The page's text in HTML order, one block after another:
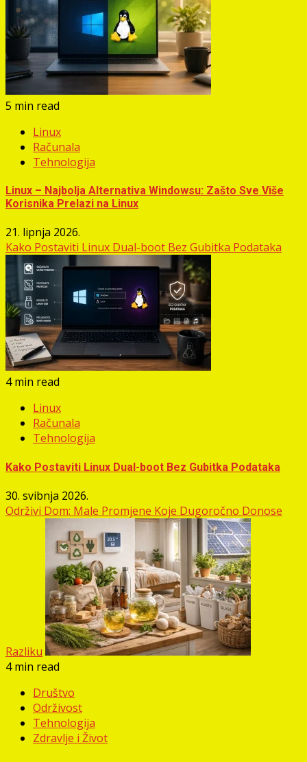
5 min read
Linux
Računala
Tehnologija
Linux – Najbolja Alternativa Windowsu: Zašto Sve Više
Korisnika Prelazi na Linux
21. lipnja 2026.
Kako Postaviti Linux Dual-boot Bez Gubitka Podataka
4 min read
Linux
Računala
Tehnologija
Kako Postaviti Linux Dual-boot Bez Gubitka Podataka
30. svibnja 2026.
Održivi Dom: Male Promjene Koje Dugoročno Donose
Razliku
4 min read
Društvo
Održivost
Tehnologija
Zdravlje i Život